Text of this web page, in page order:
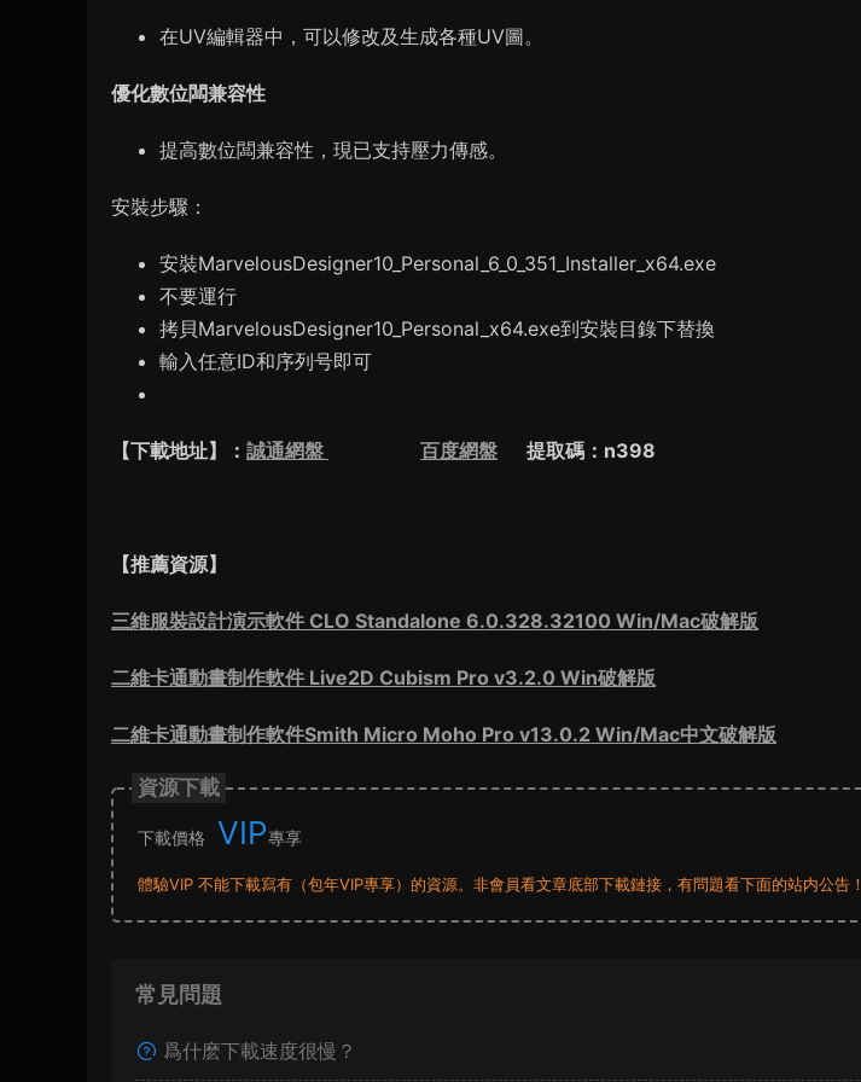
在UV編輯器中，可以修改及生成各種UV圖。
優化數位闆兼容性
提高數位闆兼容性，現已支持壓力傳感。
安裝步驟：
安裝MarvelousDesigner10_Personal_6_0_351_Installer_x64.exe
不要運行
拷貝MarvelousDesigner10_Personal_x64.exe到安裝目錄下替換
輸入任意ID和序列号即可
【下載地址】： 誠通網盤 百度網盤 提取碼：n398
【推薦資源】
三維服裝設計演示軟件 CLO Standalone 6.0.328.32100 Win/Mac破解版
二維卡通動畫制作軟件 Live2D Cubism Pro v3.2.0 Win破解版
二維卡通動畫制作軟件Smith Micro Moho Pro v13.0.2 Win/Mac中文破解版
資源下載
下載價格 VIP專享
體驗VIP 不能下載寫有（包年VIP專享）的資源。非會員看文章底部下載鏈接，有問題看下面的站内公告！
常見問題
爲什麽下載速度很慢？